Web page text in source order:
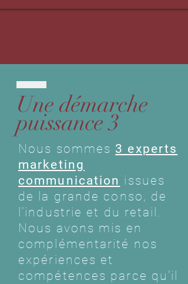
Une démarche
puissance 3
Nous sommes 3 experts
marketing
communication issues
de la grande conso, de
l’industrie et du retail.
Nous avons mis en
complémentarité nos
expériences et
compétences parce qu’il